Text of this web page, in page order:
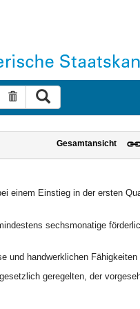
Suche zurücksetzen
Gesamtansicht
einem Einstieg in der ersten
sechsmonatige
und handwerklichen Fähigkeiten
geregelten, der